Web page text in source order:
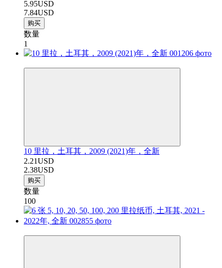
5.95USD
7.84USD
购买
数量
1
10 里拉，土耳其，2009 (2021)年，全新
2.21USD
2.38USD
购买
数量
100